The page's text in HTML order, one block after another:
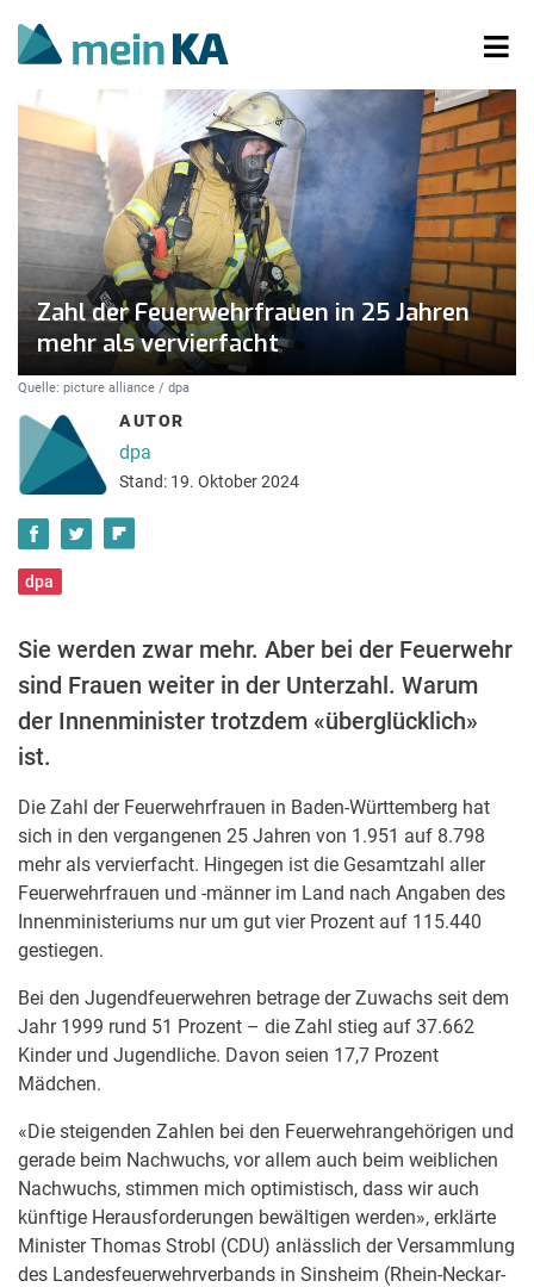
Zahl der Feuerwehrfrauen in 25 Jahren
mehr als vervierfacht
Quelle: picture alliance / dpa
AUTOR
dpa
Stand: 19. Oktober 2024
dpa
Sie werden zwar mehr. Aber bei der Feuerwehr
sind Frauen weiter in der Unterzahl. Warum
der Innenminister trotzdem «überglücklich»
ist.
Die Zahl der Feuerwehrfrauen in Baden-Württemberg hat
sich in den vergangenen 25 Jahren von 1.951 auf 8.798
mehr als vervierfacht. Hingegen ist die Gesamtzahl aller
Feuerwehrfrauen und -männer im Land nach Angaben des
Innenministeriums nur um gut vier Prozent auf 115.440
gestiegen.
Bei den Jugendfeuerwehren betrage der Zuwachs seit dem
Jahr 1999 rund 51 Prozent – die Zahl stieg auf 37.662
Kinder und Jugendliche. Davon seien 17,7 Prozent
Mädchen.
«Die steigenden Zahlen bei den Feuerwehrangehörigen und
gerade beim Nachwuchs, vor allem auch beim weiblichen
Nachwuchs, stimmen mich optimistisch, dass wir auch
künftige Herausforderungen bewältigen werden», erklärte
Minister Thomas Strobl (CDU) anlässlich der Versammlung
des Landesfeuerwehrverbands in Sinsheim (Rhein-Neckar-